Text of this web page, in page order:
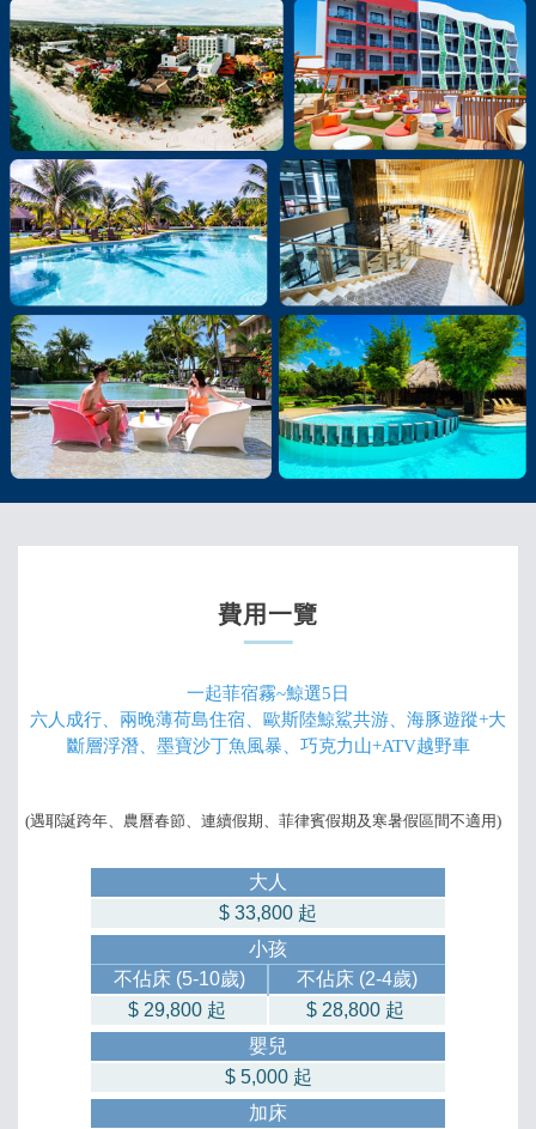
費用一覽
一起菲宿霧~鯨選5日
六人成行、兩晚薄荷島住宿、歐斯陸鯨鯊共游、海豚遊蹤+大
斷層浮潛、墨寶沙丁魚風暴、巧克力山+ATV越野車
(遇耶誕跨年、農曆春節、連續假期、菲律賓假期及寒暑假區間不適用)
大人
$ 33,800 起
小孩
不佔床 (5-10歲) 不佔床 (2-4歲)
$ 29,800 起 $ 28,800 起
嬰兒
$ 5,000 起
加床